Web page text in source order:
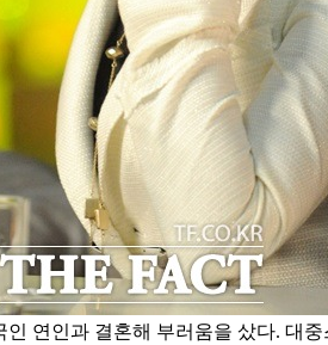
인 연인과 결혼해 부러움을 샀다. 대